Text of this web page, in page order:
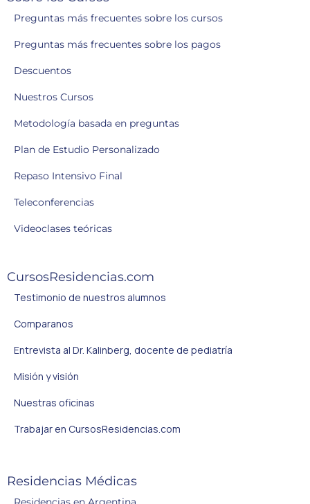
Preguntas más frecuentes sobre los cursos
Preguntas más frecuentes sobre los pagos
Descuentos
Nuestros Cursos
Metodología basada en preguntas
Plan de Estudio Personalizado
Repaso Intensivo Final
Teleconferencias
Videoclases teóricas
CursosResidencias.com
Testimonio de nuestros alumnos
Comparanos
Entrevista al Dr. Kalinberg, docente de pediatría
Misión y visión
Nuestras oficinas
Trabajar en CursosResidencias.com
Residencias Médicas